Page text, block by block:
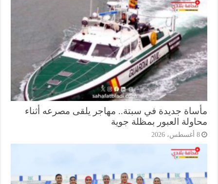
جديدة في سبتة.. مهاجر يلقى مصرعه أثناء
العبور بمظلة جوية